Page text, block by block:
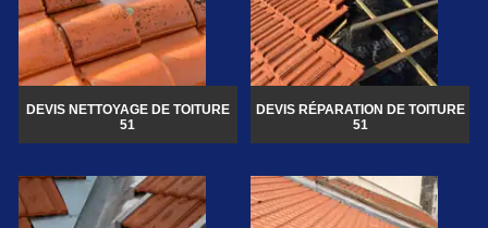
DEVIS NETTOYAGE DE TOITURE
51
DEVIS RÉPARATION DE TOITURE
51